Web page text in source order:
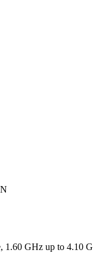
1.60 GHz up to 4.10